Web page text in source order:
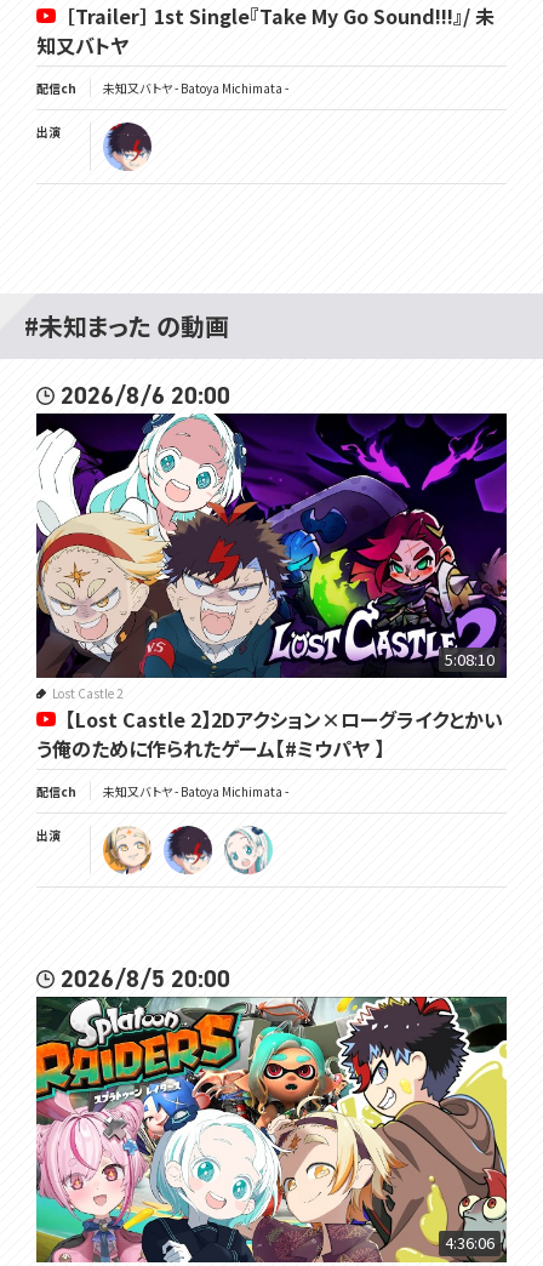
［Trailer］ 1st Single『Take My Go Sound!!!』/ 未
知又バトヤ
配信ch 未知又バトヤ - Batoya Michimata -
出演
#未知まった の動画
2026/8/6 20:00
5:08:10
Lost Castle 2
【Lost Castle 2】2Dアクション×ローグライクとかい
う俺のために作られたゲーム【#ミウパヤ 】
配信ch 未知又バトヤ - Batoya Michimata -
出演
2026/8/5 20:00
4:36:06